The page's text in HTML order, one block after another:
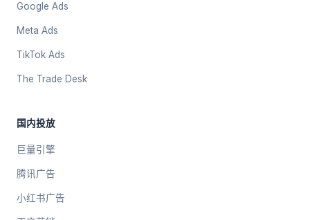
Google Ads
Meta Ads
TikTok Ads
The Trade Desk
国内投放
巨量引擎
腾讯广告
小红书广告